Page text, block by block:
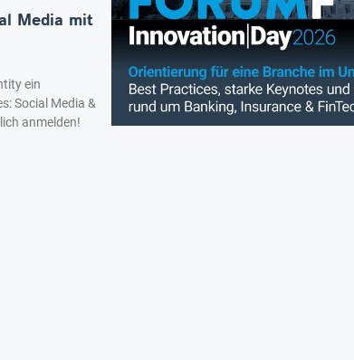
Media mit
ein
Social Media &
anmelden!